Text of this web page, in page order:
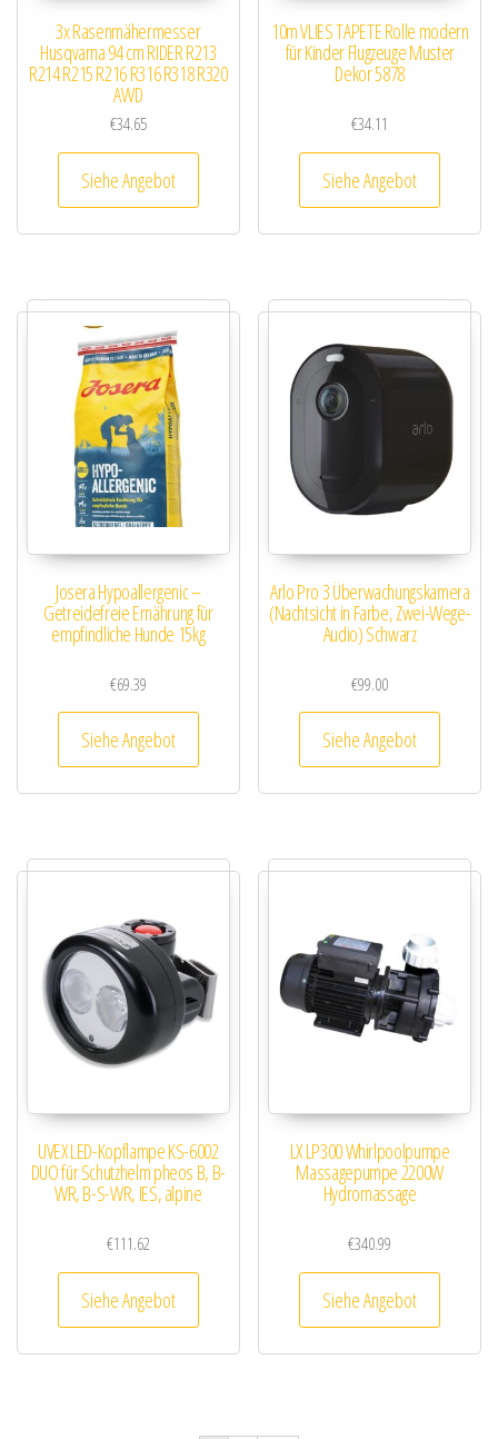
3x Rasenmähermesser
Husqvarna 94 cm RIDER R213
R214 R215 R216 R316 R318 R320
AWD
€34.65
Siehe Angebot
10m VLIES TAPETE Rolle modern
für Kinder Flugzeuge Muster
Dekor 5878
€34.11
Siehe Angebot
Josera Hypoallergenic –
Getreidefreie Ernährung für
empfindliche Hunde 15kg
€69.39
Siehe Angebot
Arlo Pro 3 Überwachungskamera
(Nachtsicht in Farbe, Zwei-Wege-
Audio) Schwarz
€99.00
Siehe Angebot
UVEX LED-Kopflampe KS-6002
DUO für Schutzhelm pheos B, B-
WR, B-S-WR, IES, alpine
€111.62
Siehe Angebot
LX LP300 Whirlpoolpumpe
Massagepumpe 2200W
Hydromassage
€340.99
Siehe Angebot